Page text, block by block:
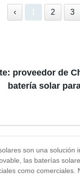
‹ 1 2 3
proveedor de
batería solar
son una
las baterías
como